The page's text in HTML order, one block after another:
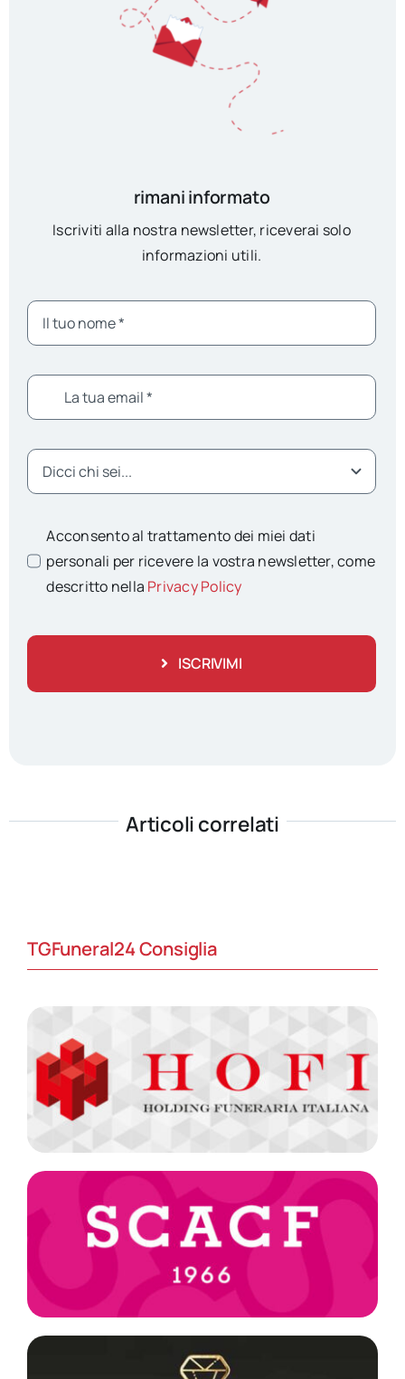
rimani informato
Iscriviti alla nostra newsletter, riceverai solo
informazioni utili.
Acconsento al trattamento dei miei dati
personali per ricevere la vostra newsletter, come
descritto nella Privacy Policy
ISCRIVIMI
Articoli correlati
TGFuneral24 Consiglia